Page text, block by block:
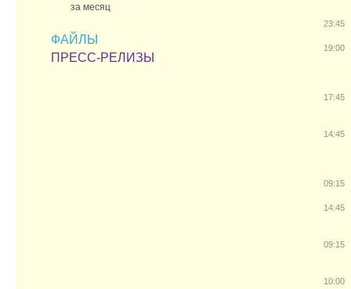
за месяц
ФАЙЛЫ
ПРЕСС-РЕЛИЗЫ
23:45
19:00
17:45
14:45
09:15
14:45
09:15
10:00